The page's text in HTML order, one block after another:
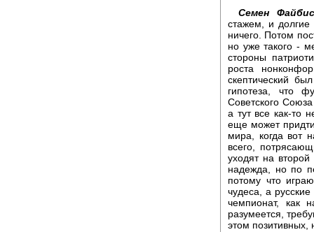
Семен
стажем, и
ничего. Потом
но уже такого -
стороны
роста
скептический
гипотеза, что
Советского
а тут все как-то
еще может
мира, когда вот
всего,
уходят на
надежда, но по
потому что
чудеса, а
чемпионат, как
разумеется,
этом позитивных,